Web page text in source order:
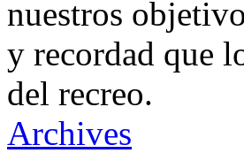
nuestros
y recordad que
del recreo.
Archives